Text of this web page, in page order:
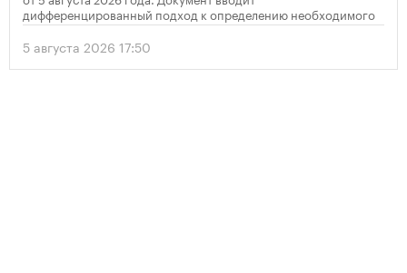
дифференцированный подход к определению необходимого
количества парковок в зависимости от площади квартир и
устанавливает переходный период для уже согласованных
проектов.
5 августа 2026 17:50